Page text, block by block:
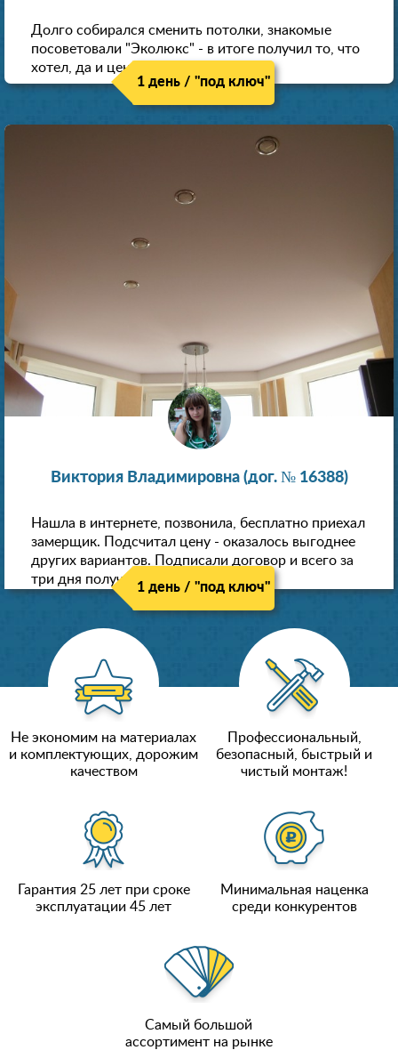
Долго собирался сменить потолки, знакомые
посоветовали "Эколюкс" - в итоге получил то, что
хотел, да и цена нормальная.
1 день / "под ключ"
Виктория Владимировна (дог. № 16388)
Нашла в интернете, позвонила, бесплатно приехал
замерщик. Подсчитал цену - оказалось выгоднее
других вариантов. Подписали договор и всего за
три дня получили новые потолки!
1 день / "под ключ"
Не экономим на материалах
и комплектующих, дорожим
качеством
Профессиональный,
безопасный, быстрый и
чистый монтаж!
Гарантия 25 лет при сроке
эксплуатации 45 лет
Минимальная наценка
среди конкурентов
Самый большой
ассортимент на рынке